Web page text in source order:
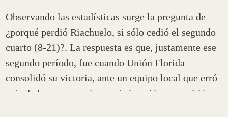
Observando las estadísticas surge la pregunta de
¿porqué perdió Riachuelo, si sólo cedió el segundo
cuarto (8-21)?. La respuesta es que, justamente ese
segundo período, fue cuando Unión Florida
consolidó su victoria, ante un equipo local que erró
más de lo que generó, y está situación, se repitió en